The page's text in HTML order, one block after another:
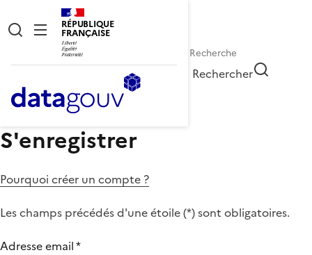
RÉPUBLIQUE
FRANÇAISE
Rechercher
S'enregistrer
Pourquoi créer un compte ?
Les champs précédés d'une étoile (*) sont obligatoires.
Adresse email*